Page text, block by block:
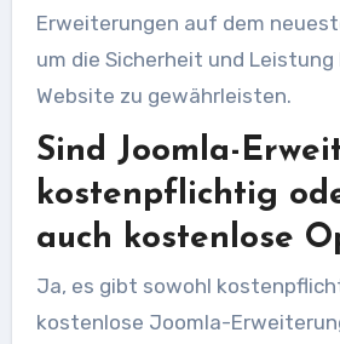
Erweiterungen auf dem
um die Sicherheit und
Website zu gewährleisten.
Sind Joomla-
kostenpflichtig
auch kostenlose
Ja, es gibt sowohl
kostenlose Joomla-